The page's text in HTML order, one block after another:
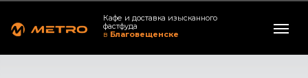
Кафе и доставка изысканного
фастфуда
в Благовещенске